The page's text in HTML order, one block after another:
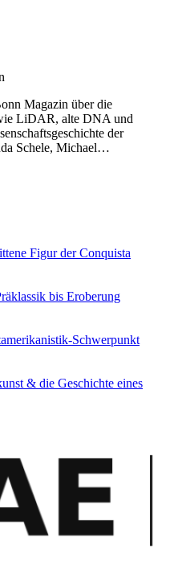
Magazin über die
LiDAR, alte DNA und
der
Schele, Michael…
Figur der Conquista
bis Eroberung
Schwerpunkt
& die Geschichte eines